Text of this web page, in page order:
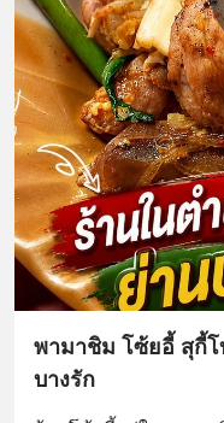
พามาชิม โซ้ยอี้ สุกี้
บางรัก